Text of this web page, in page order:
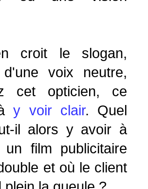
croit le slogan,
d'une voix neutre,
cet opticien, ce
y voir clair. Quel
il alors y avoir à
un film publicitaire
et où le client